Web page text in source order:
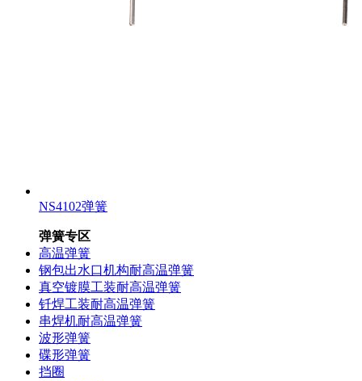
NS4102弹簧
弹簧专区
高温弹簧
钢包出水口机构耐高温弹簧
真空镀膜工装耐高温弹簧
钎焊工装耐高温弹簧
串焊机耐高温弹簧
波形弹簧
碟形弹簧
挡圈